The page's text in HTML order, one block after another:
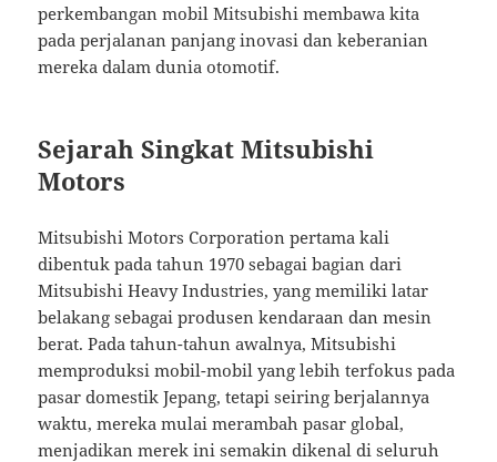
perkembangan mobil Mitsubishi membawa kita
pada perjalanan panjang inovasi dan keberanian
mereka dalam dunia otomotif.
Sejarah Singkat Mitsubishi
Motors
Mitsubishi Motors Corporation pertama kali
dibentuk pada tahun 1970 sebagai bagian dari
Mitsubishi Heavy Industries, yang memiliki latar
belakang sebagai produsen kendaraan dan mesin
berat. Pada tahun-tahun awalnya, Mitsubishi
memproduksi mobil-mobil yang lebih terfokus pada
pasar domestik Jepang, tetapi seiring berjalannya
waktu, mereka mulai merambah pasar global,
menjadikan merek ini semakin dikenal di seluruh